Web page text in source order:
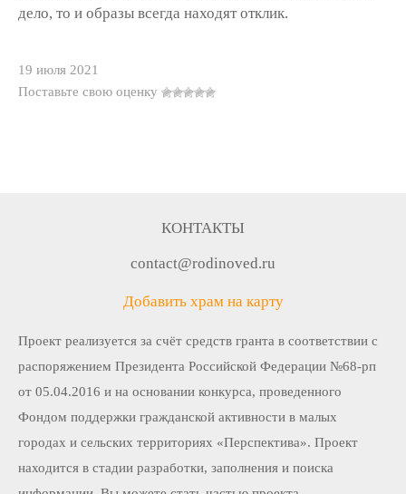
дело, то и образы всегда находят отклик.
19 июля 2021
Поставьте свою оценку
КОНТАКТЫ
contact@rodinoved.ru
Добавить храм на карту
Проект реализуется за счёт средств гранта в соответствии c
распоряжением Президента Российской Федерации №68-рп
от 05.04.2016 и на основании конкурса, проведенного
Фондом поддержки гражданской активности в малых
городах и сельских территориях «Перспектива». Проект
находится в стадии разработки, заполнения и поиска